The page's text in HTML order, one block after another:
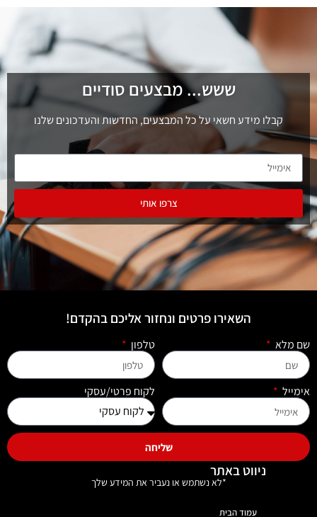
ששש... מבצעים סודיים
קבלו מידע חשאי על כל המבצעים, החדשות והעדכונים שלנו
צרפו אותי
השאירו פרטים ונחזור אליכם בהקדם!
שם מלא טלפון
אימייל לקוח פרטי/עסקי
שליחה
*לא נשתמש או נעביר את המידע שלך
ניווט באתר
עמוד הבית